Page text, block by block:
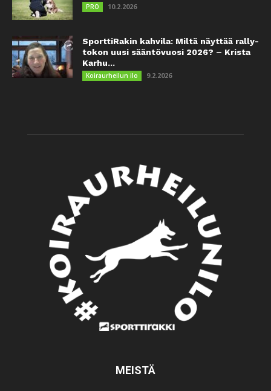
PRO 10.2.2026
SporttiRakin kahvila: Miltä näyttää rally-
tokon uusi sääntövuosi 2026? – Krista
Karhu...
Koiraurheilun ilo 9.2.2026
MEISTÄ